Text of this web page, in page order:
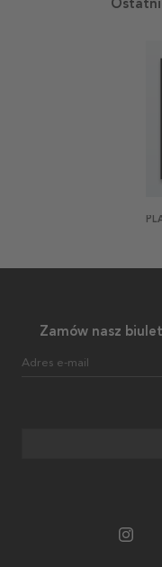
Zamów nasz
Adres e-mail